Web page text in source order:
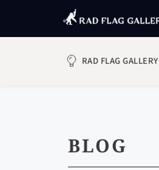
RAD FLAG
BLOG